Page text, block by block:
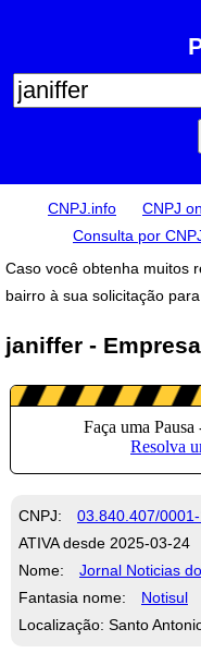
CNPJ.info CNPJ
Consulta por
Caso você obtenha muitos
bairro à sua solicitação
janiffer -
CNPJ: 03.840.407/
ATIVA desde 2025-03-24
Nome:
Jornal Noticias
Fantasia nome:
Notisul
Localização: Santo